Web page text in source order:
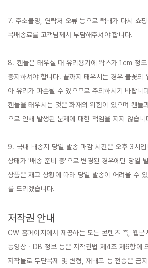
7. 주소불명, 연락처 오류 등으로 택배가 다시 쇼
복배송료를 고객님께서 부담해주셔야 합니다.
8. 캔들은 태우실 때 유리용기에 왁스가 1cm 정
중지하셔야 합니다. 끝까지 태우시는 경우 불꽃의
아 유리가 파손될 수 있으므로 주의하시기 바랍니
캔들을 태우시는 것은 화재의 위험이 있으며 캔들
으로 인해 발생된 문제에 대한 책임을 지지 않습니
9. 국내 배송지 당일 발송 마감 시간은 오후 3시
상태가 '배송 준비 중'으로 변경된 경우에만 당일
상품은 재고 상황에 따라 당일 발송이 어려울 수
를 드리겠습니다.
저작권 안내
CW 홈페이지에서 제공하는 모든 콘텐츠 즉, 웹문
동영상 · DB 정보 등은 저작권법 제4조 제6항에
저작물로 무단복제 및 변형, 재배포 등 전송은 금